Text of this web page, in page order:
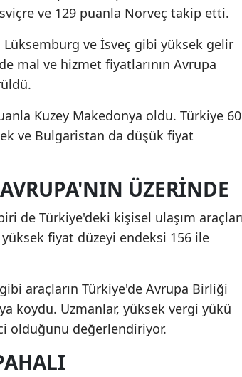
ve 129 puanla Norveç takip etti.
ve İsveç gibi yüksek gelir
mal ve hizmet fiyatlarının Avrupa
Kuzey Makedonya oldu. Türkiye 60
ve Bulgaristan da düşük fiyat
ÜZERINDE
de Türkiye'deki kişisel ulaşım
fiyat düzeyi endeksi 156 ile
araçların Türkiye'de Avrupa Birliği
koydu. Uzmanlar, yüksek vergi yükü
olduğunu değerlendiriyor.